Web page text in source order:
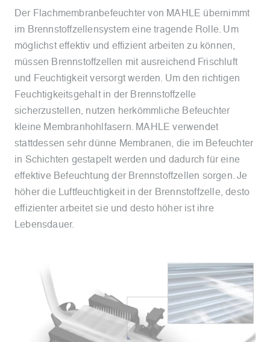
Der Flachmembranbefeuchter von MAHLE übernimmt
im Brennstoffzellensystem eine tragende Rolle. Um
möglichst effektiv und effizient arbeiten zu können,
müssen Brennstoffzellen mit ausreichend Frischluft
und Feuchtigkeit versorgt werden. Um den richtigen
Feuchtigkeitsgehalt in der Brennstoffzelle
sicherzustellen, nutzen herkömmliche Befeuchter
kleine Membranhohlfasern. MAHLE verwendet
stattdessen sehr dünne Membranen, die im Befeuchter
in Schichten gestapelt werden und dadurch für eine
effektive Befeuchtung der Brennstoffzellen sorgen. Je
höher die Luftfeuchtigkeit in der Brennstoffzelle, desto
effizienter arbeitet sie und desto höher ist ihre
Lebensdauer.